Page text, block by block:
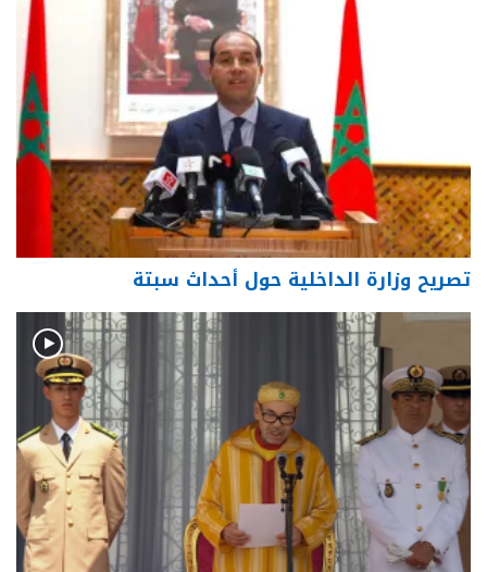
تصريح وزارة الداخلية حول أحداث سبتة